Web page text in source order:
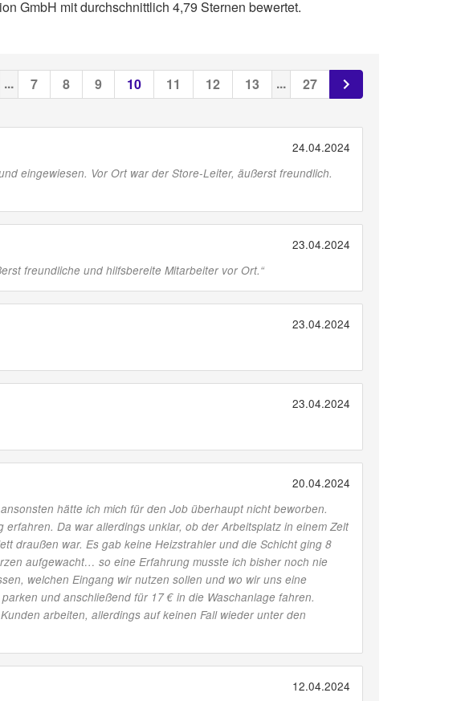
GmbH mit durchschnittlich 4,79 Sternen bewertet.
... 7 8 9 10 11 12 13 ... 27
24.04.2024
eingewiesen. Vor Ort war der Store-Leiter, äußerst freundlich.
23.04.2024
freundliche und hilfsbereite Mitarbeiter vor Ort.“
23.04.2024
23.04.2024
20.04.2024
hätte ich mich für den Job überhaupt nicht beworben.
Da war allerdings unklar, ob der Arbeitsplatz in einem Zelt
draußen war. Es gab keine Heizstrahler und die Schicht ging 8
aufgewacht… so eine Erfahrung musste ich bisher noch nie
welchen Eingang wir nutzen sollen und wo wir uns eine
und anschließend für 17 € in die Waschanlage fahren.
arbeiten, allerdings auf keinen Fall wieder unter den
12.04.2024